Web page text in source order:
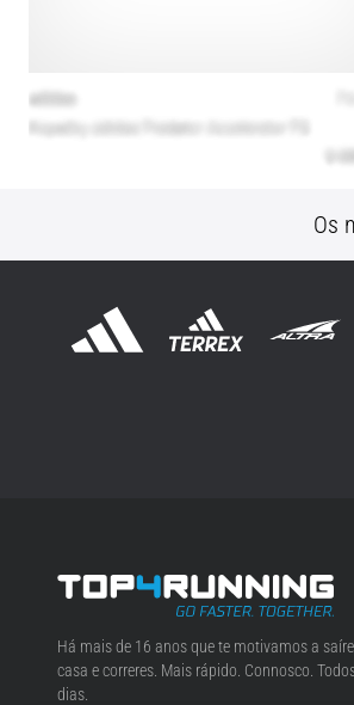
Os
Top4Running.pt
Há mais de 16 anos que te motivamos a
casa e correres. Mais rápido. Connosco.
dias.